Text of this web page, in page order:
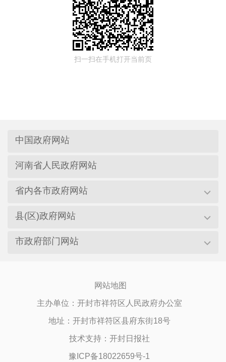
扫一扫在手机打开当前页
中国政府网站
河南省人民政府网站
省内各市政府网站
县(区)政府网站
市政府部门网站
网站地图
主办单位：开封市祥符区人民政府办公室
地址：开封市祥符区县府东街18号
技术支持：开封日报社
豫ICP备18022659号-1